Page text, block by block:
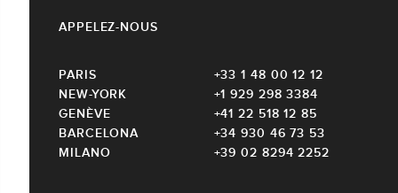
APPELEZ-NOUS
PARIS
+33 1 48 00 12 12
NEW-YORK
+1 929 298 3384
GENÈVE
+41 22 518 12 85
BARCELONA
+34 930 46 73 53
MILANO
+39 02 8294 2252